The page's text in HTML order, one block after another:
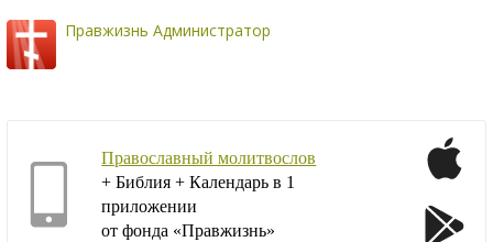
Правжизнь Администратор
Православный молитвослов
+ Библия + Календарь в 1
приложении
от фонда «Правжизнь»